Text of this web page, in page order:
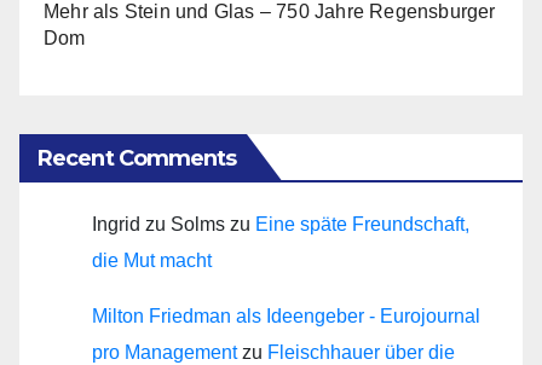
Mehr als Stein und Glas – 750 Jahre Regensburger
Dom
Recent Comments
Ingrid zu Solms zu Eine späte Freundschaft,
die Mut macht
Milton Friedman als Ideengeber - Eurojournal
pro Managementzu Fleischhauer über die